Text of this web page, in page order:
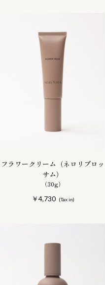
フラワークリーム（ネロリブロッ
サム）
（30g）
￥4,730